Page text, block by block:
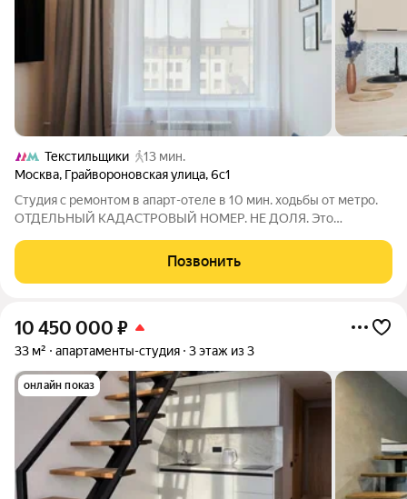
Текстильщики
13 мин.
Москва, Грайвороновская улица,6с1
Студия с ремонтом в апарт-отеле в 10 мин. ходьбы от метро.
ОТДЕЛЬНЫЙ КАДАСТРОВЫЙ НОМЕР. НЕ ДОЛЯ. Это
арендный бизнес с высоким доходом. Для собственного
проживания в стильном и полностью обустроенном
Позвонить
10 450 000 ₽
33 м² апартаменты-студия 3 этаж из 3
онлайн показ